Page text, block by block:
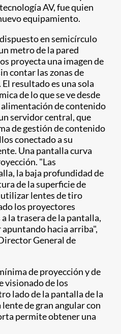
AV, fue quien
equipamiento.
en semicírculo
metro de la pared
proyecta una imagen de
contar las zonas de
resultado es una sola
de lo que se ve desde
de contenido
servidor central, que
de gestión de contenido
conectado a su
Una pantalla curva
"Las
la baja profundidad de
de la superficie de
lentes de tiro
los proyectores
la trasera de la pantalla,
hacia arriba",
General de
de proyección y de
visionado de los
lado de la pantalla de la
de gran angular con
permite obtener una